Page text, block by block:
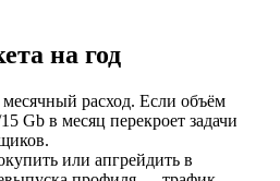
на год
расход. Если объём
Gb в месяц перекроет задачи
или апгрейдить в